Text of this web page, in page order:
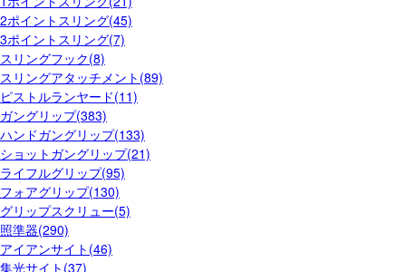
2ポイントスリング(45)
3ポイントスリング(7)
スリングフック(8)
スリングアタッチメント(89)
ピストルランヤード(11)
ガングリップ(383)
ハンドガングリップ(133)
ショットガングリップ(21)
ライフルグリップ(95)
フォアグリップ(130)
グリップスクリュー(5)
照準器(290)
アイアンサイト(46)
集光サイト(37)